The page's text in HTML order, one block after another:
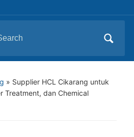
» Supplier HCL Cikarang untuk
Treatment, dan Chemical